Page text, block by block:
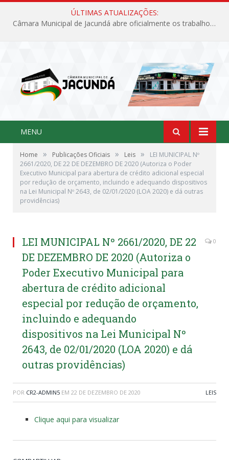
ÚLTIMAS ATUALIZAÇÕES:
Câmara Municipal de Jacundá abre oficialmente os trabalhos legislativos de 2026
MENU
Home » Publicações Oficiais » Leis »
LEI MUNICIPAL Nº
2661/2020, DE 22 DE DEZEMBRO DE 2020 (Autoriza o Poder
Executivo Municipal para abertura de crédito adicional especial
por redução de orçamento, incluindo e adequando dispositivos
na Lei Municipal Nº 2643, de 02/01/2020 (LOA 2020) e dá outras
providências)
LEI MUNICIPAL Nº 2661/2020, DE 22
DE DEZEMBRO DE 2020 (Autoriza o
Poder Executivo Municipal para
abertura de crédito adicional
especial por redução de orçamento,
incluindo e adequando
dispositivos na Lei Municipal Nº
2643, de 02/01/2020 (LOA 2020) e dá
outras providências)
0
POR CR2-ADMIN5 EM 22 DE DEZEMBRO DE 2020 LEIS
Clique aqui para visualizar